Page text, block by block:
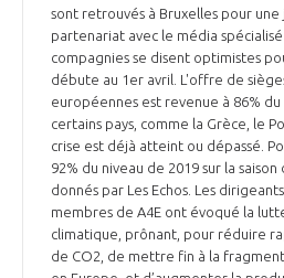
sont retrouvés à Bruxelles pour
partenariat avec le média
compagnies se disent optimistes
débute au 1er avril. L'offre de
européennes est revenue à 86% du
certains pays, comme la Grèce, le
crise est déjà atteint ou dépassé.
92% du niveau de 2019 sur la
donnés par Les Echos. Les
membres de A4E ont évoqué la
climatique, prônant, pour réduire
de CO2, de mettre fin à la